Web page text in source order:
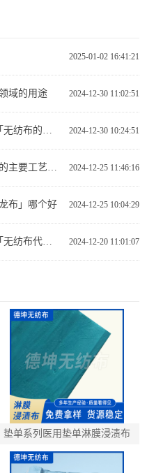
2025-01-02 16:41:21
2024-12-30 11:02:51
域的用途
2024-12-30 10:24:51
无纺布厂家联系电话15552681801「无纺布的特性」在各行业的广泛用途
2024-12-25 11:46:16
中国无纺布之乡「制造SMS无纺布的主要工艺」有哪些
2024-12-25 10:04:29
布」哪个好
2024-12-20 11:01:07
无纺布厂家联系电话15552681801「无纺布代替塑料薄膜」农业广泛应用技术介绍
垫单系列医用垫单淋膜浸渍布